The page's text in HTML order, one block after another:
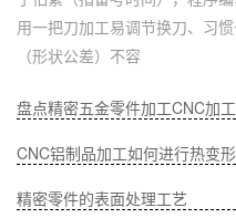
用一把刀加工易调节换刀、习
（形状公差）不容
CNC铝制品加工如何进行热变形
精密零件的表面处理工艺